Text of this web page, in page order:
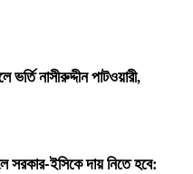
নাসীরুদ্দীন পাটওয়ারী,
সরকার-ইসিকে দায় নিতে হবে: